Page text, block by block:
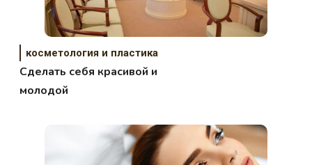
косметология и пластика
Сделать себя красивой и
молодой